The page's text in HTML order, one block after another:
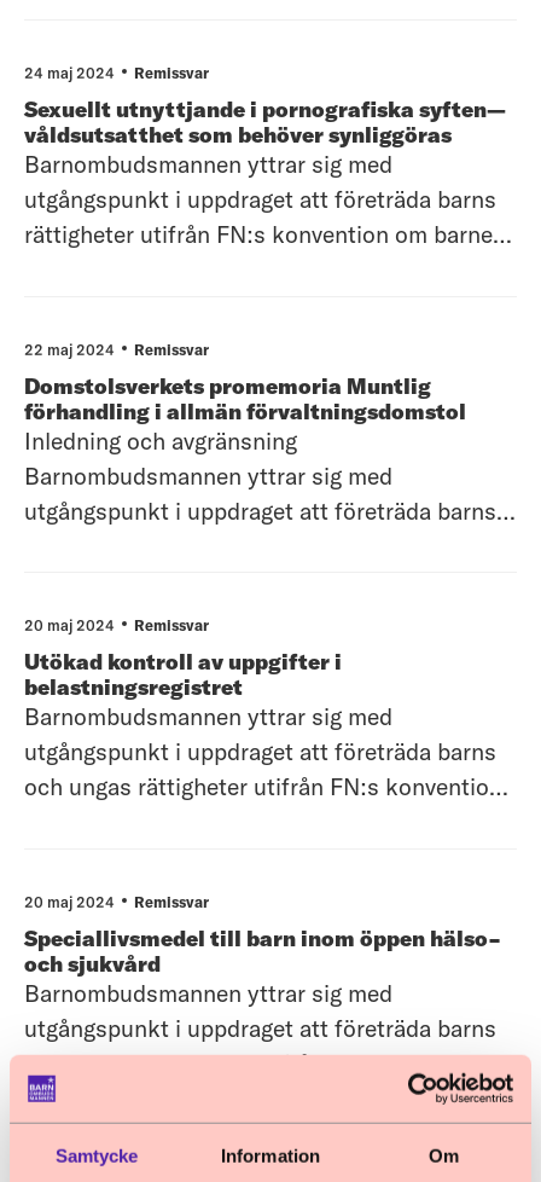
Samtycke Information Om
Barnombudsmannen avgränsar sitt yttrande till
övergripande synpunkter men väljer att lyfta
vissa
24 maj 2024 Remissvar
Sexuellt utnyttjande i pornografiska syften—
våldsutsatthet som behöver synliggöras
Barnombudsmannen yttrar sig med
utgångspunkt i uppdraget att företräda barns
rättigheter utifrån FN:s konvention om barnets
Barnombudsmannen avgränsar sitt yttrande till
övergripande synpunkter men väljer att lyfta
vissa
22 maj 2024 Remissvar
Domstolsverkets promemoria Muntlig
förhandling i allmän förvaltningsdomstol
Inledning och avgränsning
Barnombudsmannen yttrar sig med
utgångspunkt i uppdraget att företräda barns
den 1 januari 2020 är lag i Sverige.
Barnombudsmannen avgränsar sitt yttrande till
övergripande synpunkter oc
20 maj 2024 Remissvar
Utökad kontroll av uppgifter i
belastningsregistret
Barnombudsmannen yttrar sig med
utgångspunkt i uppdraget att företräda barns
och ungas rättigheter utifrån FN:s konvention
syftar till att barn och elever bättre kan
skyddas mot påverkan som syftar till
radikalisering
20 maj 2024 Remissvar
Speciallivsmedel till barn inom öppen hälso-
och sjukvård
Barnombudsmannen yttrar sig med
utgångspunkt i uppdraget att företräda barns
och ungas rättigheter utifrån FN:s konvention
om barnets rättigheter (barnkonventionen).
Allmänt om betänkandet Barnombudsmannen
noterar att det i aktuellt betänkande förs